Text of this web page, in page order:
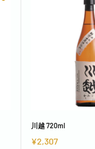
川越 720ml
¥2,307